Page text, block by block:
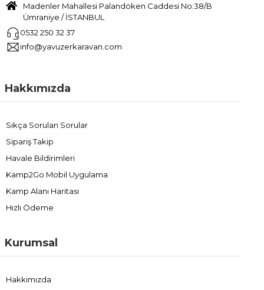
Madenler Mahallesi Palandöken Caddesi No:38/B
Ümraniye / İSTANBUL
0532 250 32 37
info@yavuzerkaravan.com
Hakkımızda
Sıkça Sorulan Sorular
Sipariş Takip
Havale Bildirimleri
Kamp2Go Mobil Uygulama
Kamp Alanı Haritası
Hızlı Ödeme
Kurumsal
Hakkımızda